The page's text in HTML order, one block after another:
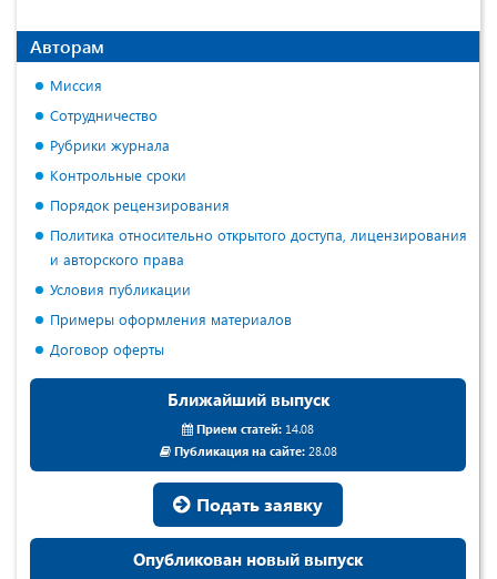
Авторам
Миссия
Сотрудничество
Рубрики журнала
Контрольные сроки
Порядок рецензирования
Политика относительно открытого доступа, лицензирования
и авторского права
Условия публикации
Примеры оформления материалов
Договор оферты
Ближайший выпуск
Прием статей: 14.08
Публикация на сайте:28.08
Подать заявку
Опубликован новый выпуск